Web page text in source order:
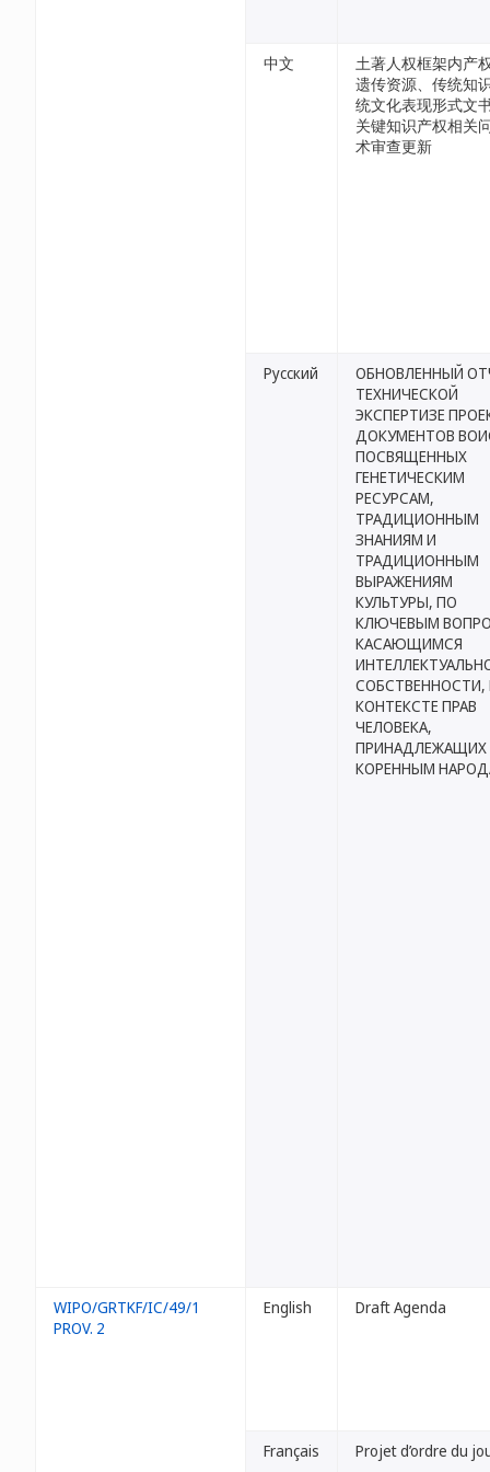
中文
土著人权框架内产
遗传资源、传统知
统文化表现形式文
关键知识产权相关
术审查更新
Русский
ОБНОВЛЕННЫЙ
ТЕХНИЧЕСКОЙ
ЭКСПЕРТИЗЕ
ДОКУМЕНТОВ
ПОСВЯЩЕННЫХ
ГЕНЕТИЧЕСКИМ
РЕСУРСАМ,
ТРАДИЦИОННЫМ
ЗНАНИЯМ И
ТРАДИЦИОННЫМ
ВЫРАЖЕНИЯМ
КУЛЬТУРЫ, ПО
КЛЮЧЕВЫМ
КАСАЮЩИМСЯ
СОБСТВЕННОСТИ,
КОНТЕКСТЕ ПРАВ
ЧЕЛОВЕКА,
ПРИНАДЛЕЖАЩИХ
КОРЕННЫМ
WIPO/GRTKF/IC/49/1
PROV. 2
English Draft Agenda
Français Projet d’ordre du